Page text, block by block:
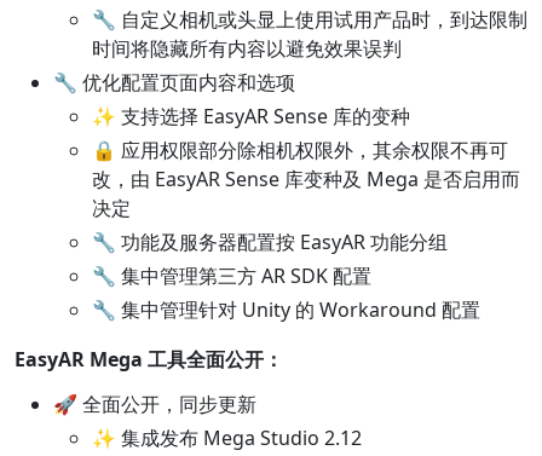
🔧 自定义相机或头显上使用试用产品时，到达限制
时间将隐藏所有内容以避免效果误判
🔧 优化配置页面内容和选项
✨ 支持选择 EasyAR Sense 库的变种
🔒 应用权限部分除相机权限外，其余权限不再可
改，由 EasyAR Sense 库变种及 Mega 是否启用而
决定
🔧 功能及服务器配置按 EasyAR 功能分组
🔧 集中管理第三方 AR SDK 配置
🔧 集中管理针对 Unity 的 Workaround 配置
EasyAR Mega 工具全面公开：
🚀 全面公开，同步更新
✨ 集成发布 Mega Studio 2.12